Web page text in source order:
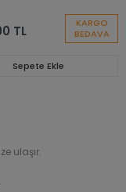
KARGO
BEDAVA
TL
Sepete Ekle
ulaşır.